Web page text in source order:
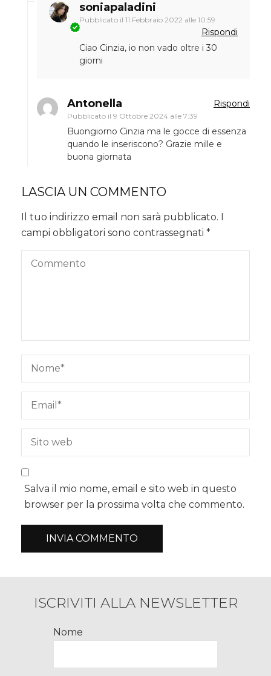
soniapaladini
Pubblicato il 11 Febbraio 2022 alle 10:59
Rispondi
Ciao Cinzia, io non vado oltre i 30
giorni
Antonella
Pubblicato il 9 Ottobre 2024 alle 7:39
Rispondi
Buongiorno Cinzia ma le gocce di essenza
quando le inseriscono? Grazie mille e
buona giornata
LASCIA UN COMMENTO
Il tuo indirizzo email non sarà pubblicato. I
campi obbligatori sono contrassegnati *
Salva il mio nome, email e sito web in questo
browser per la prossima volta che commento.
ISCRIVITI ALLA NEWSLETTER
Nome